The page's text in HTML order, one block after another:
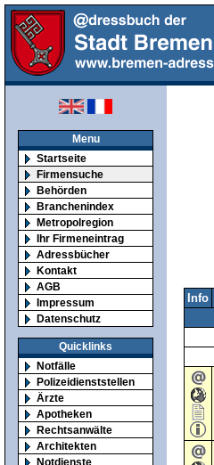
Menu
Startseite
Firmensuche
Behörden
Branchenindex
Metropolregion
Ihr Firmeneintrag
Adressbücher
Kontakt
AGB
Impressum
Datenschutz
Quicklinks
Notfälle
Polizeidienststellen
Ärzte
Apotheken
Rechtsanwälte
Architekten
Notdienste
Info